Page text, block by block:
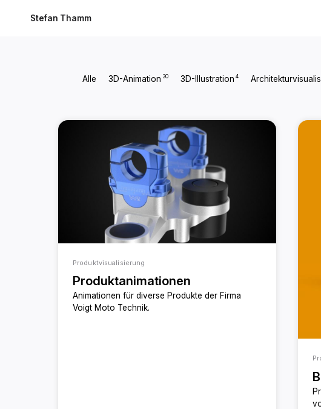
Stefan Thamm
Alle 3D-Animation 30 3D-Illustration 4
Produktvisualisierung
Produktanimationen
Animationen für diverse Produkte der Firma
Voigt Moto Technik.